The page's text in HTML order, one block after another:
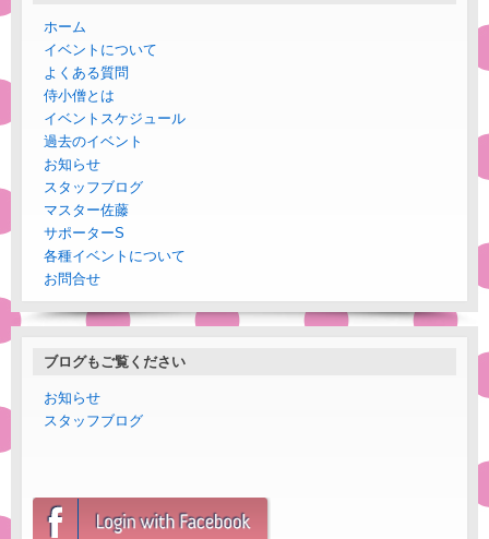
ホーム
イベントについて
よくある質問
侍小僧とは
イベントスケジュール
過去のイベント
お知らせ
スタッフブログ
マスター佐藤
サポーターS
各種イベントについて
お問合せ
ブログもご覧ください
お知らせ
スタッフブログ